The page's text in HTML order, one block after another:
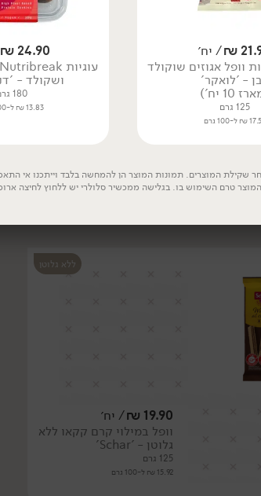
גלוטן - 'Schar'
100 גרם
ללא גלוטן
19.90
₪/ יח׳
וופל במילוי קרם קקאו ללא
גלוטן - 'Schar'
125 גרם
15.92 ₪ ל-100 גרם
₪/ יח׳
וופל אגוזים שוקולד
- 'לואקר'
10 יח')
125 גרם
ל-100 גרם
24.90
₪
ושקולד -
180 גרם
13.83 ₪ ל-100 גרם
שקילת המוצרים. תמונות המוצר הן להמחשה בלבד וייתכנו אי
המוצר טרם השימוש בו. בגלישה ממכשיר סלולרי יש ללחוץ לחיצה